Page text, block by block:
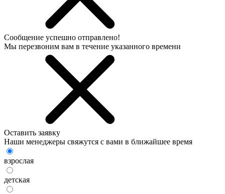
Сообщение успешно отправлено!
Мы перезвоним вам в течение указанного времени
Оставить заявку
Наши менеджеры свяжутся с вами в ближайшее время
взрослая
детская